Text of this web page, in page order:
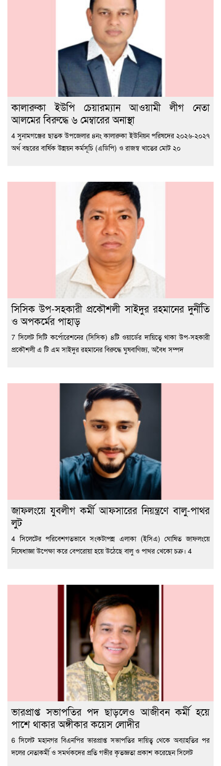
কালারুকা ইউপি চেয়ারম্যান আওয়ামী লীগ নেতা
আলমের বিরুদ্ধে ৬ মেম্বারের অনাস্থা
4 সুনামগঞ্জের ছাতক উপজেলার ৪নং কালারুকা ইউনিয়ন পরিষদের ২০২৬-২০২৭
অর্থ বছরের বার্ষিক উন্নয়ন কর্মসূচি (এডিপি) ও রাজস্ব খাতের মোট ২০
সিসিক উপ-সহকারী প্রকৌশলী সাইদুর রহমানের দুর্নীতি
ও অপকর্মের পাহাড়
7 সিলেট সিটি কর্পোরেশনের (সিসিক) ৪টি ওয়ার্ডের দায়িত্বে থাকা উপ-সহকারী
প্রকৌশলী এ টি এম সাইদুর রহমানের বিরুদ্ধে ঘুষবাণিজ্য, অবৈধ সম্পদ
জাফলংয়ে যুবলীগ কর্মী আফসারের নিয়ন্ত্রণে বালু-পাথর
লুট
4 সিলেটের পরিবেশগতভাবে সংকটাপন্ন এলাকা (ইসিএ) ঘোষিত জাফলংয়ে
নিষেধাজ্ঞা উপেক্ষা করে বেপরোয়া হয়ে উঠেছে বালু ও পাথর খেকো চক্র। 4
ভারপ্রাপ্ত সভাপতির পদ ছাড়লেও আজীবন কর্মী হয়ে
পাশে থাকার অঙ্গীকার কয়েস লোদীর
6 সিলেট মহানগর বিএনপির ভারপ্রাপ্ত সভাপতির দায়িত্ব থেকে অব্যাহতির পর
দলের নেতাকর্মী ও সমর্থকদের প্রতি গভীর কৃতজ্ঞতা প্রকাশ করেছেন সিলেট